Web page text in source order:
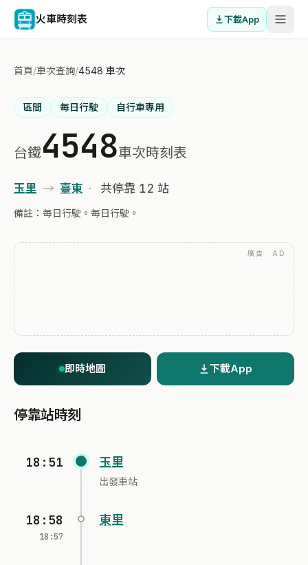
火車時刻表 下載App
首頁/車次查詢/4548 車次
區間 每日行駛 自行車專用
台鐵4548車次時刻表
玉里 → 臺東 · 共停靠 12 站
備註：每日行駛。每日行駛。
廣告 · AD
即時地圖 下載App
停靠站時刻
18:51 玉里
出發車站
18:58
18:57
東里